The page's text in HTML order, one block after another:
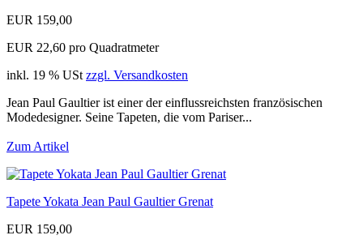
EUR 159,00
EUR 22,60 pro Quadratmeter
inkl. 19 % USt zzgl. Versandkosten
Jean Paul Gaultier ist einer der einflussreichsten französischen
Modedesigner. Seine Tapeten, die vom Pariser...
Zum Artikel
Tapete Yokata Jean Paul Gaultier Grenat
EUR 159,00